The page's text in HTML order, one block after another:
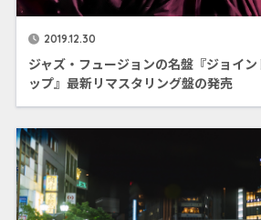
2019.12.30
ジャズ・フュージョンの名盤『ジョイ
ップ』最新リマスタリング盤の発売